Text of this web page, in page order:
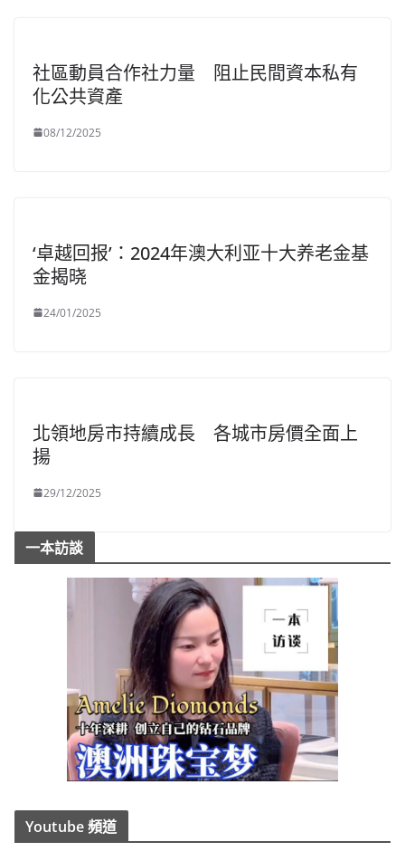
社區動員合作社力量 阻止民間資本私有
化公共資產
08/12/2025
‘卓越回报’：2024年澳大利亚十大养老金基
金揭晓
24/01/2025
北領地房市持續成長 各城市房價全面上
揚
29/12/2025
一本訪談
Youtube 頻道